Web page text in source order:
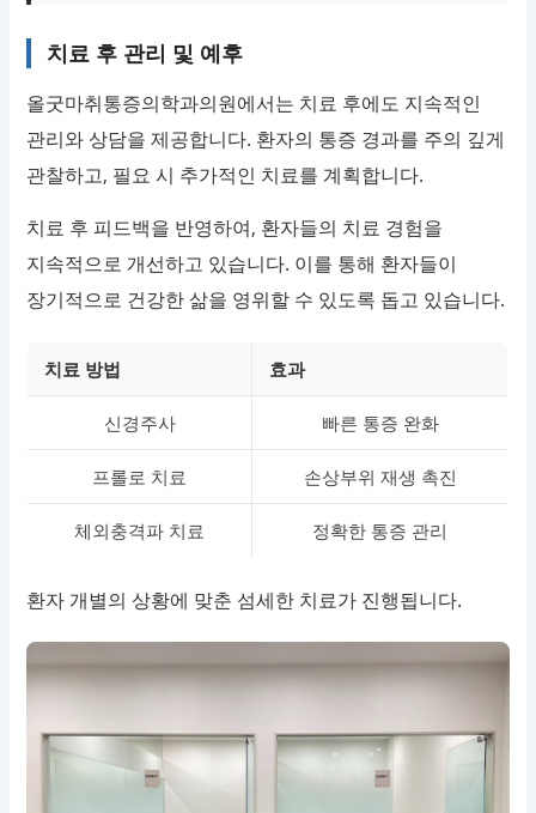
치료 후 관리 및 예후
올굿마취통증의학과의원에서는 치료 후에도 지속적인
관리와 상담을 제공합니다. 환자의 통증 경과를 주의 깊게
관찰하고, 필요 시 추가적인 치료를 계획합니다.
치료 후 피드백을 반영하여, 환자들의 치료 경험을
지속적으로 개선하고 있습니다. 이를 통해 환자들이
장기적으로 건강한 삶을 영위할 수 있도록 돕고 있습니다.
치료 방법 효과
신경주사 빠른 통증 완화
프롤로 치료 손상부위 재생 촉진
체외충격파 치료 정확한 통증 관리
환자 개별의 상황에 맞춘 섬세한 치료가 진행됩니다.